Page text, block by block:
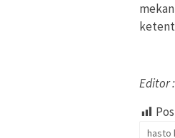
Editor
hasto